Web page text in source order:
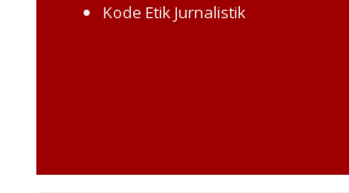
Kode Etik Jurnalistik